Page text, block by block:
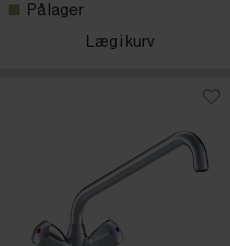
På lager
Læg i kurv